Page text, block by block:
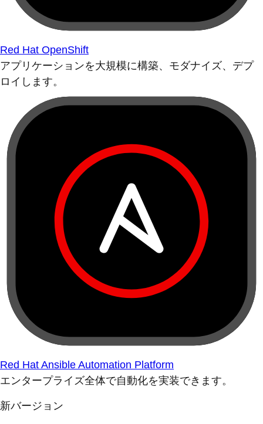
Red Hat OpenShift
アプリケーションを大規模に構築、モダナイズ、デプ
ロイします。
Red Hat Ansible Automation Platform
エンタープライズ全体で自動化を実装できます。
新バージョン